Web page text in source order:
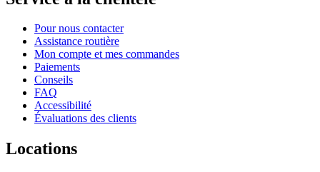
Pour nous contacter
Assistance routière
Mon compte et mes commandes
Paiements
Conseils
FAQ
Accessibilité
Évaluations des clients
Locations